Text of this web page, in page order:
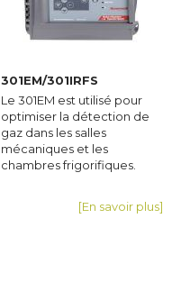
301EM/301IRFS
Le 301EM est utilisé pour
optimiser la détection de
gaz dans les salles
mécaniques et les
chambres frigorifiques.
[En savoir plus]